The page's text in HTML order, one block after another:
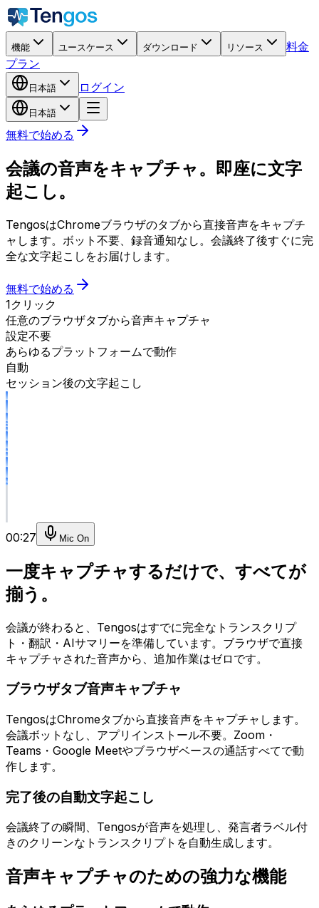
機能 ユースケース ダウンロード リソース
料金
プラン
日本語 ログイン
日本語
無料で始める
会議の音声をキャプチャ。即座に文字
起こし。
TengosはChromeブラウザのタブから直接音声をキャプチ
ャします。ボット不要、録音通知なし。会議終了後すぐに完
全な文字起こしをお届けします。
無料で始める
1クリック
任意のブラウザタブから音声キャプチャ
設定不要
あらゆるプラットフォームで動作
自動
セッション後の文字起こし
00:27 Mic On
一度キャプチャするだけで、すべてが
揃う。
会議が終わると、Tengosはすでに完全なトランスクリプ
ト・翻訳・AIサマリーを準備しています。ブラウザで直接
キャプチャされた音声から、追加作業はゼロです。
ブラウザタブ音声キャプチャ
TengosはChromeタブから直接音声をキャプチャします。
会議ボットなし、アプリインストール不要。Zoom・
Teams・Google Meetやブラウザベースの通話すべてで動
作します。
完了後の自動文字起こし
会議終了の瞬間、Tengosが音声を処理し、発言者ラベル付
きのクリーンなトランスクリプトを自動生成します。
音声キャプチャのための強力な機能